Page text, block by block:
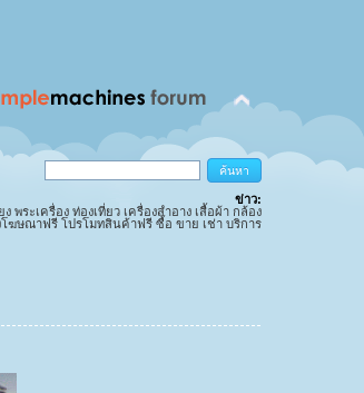
ข่าว:
ะเครื่อง ท่องเที่ยว เครื่องสำอาง เสื้อผ้า กล้อง
โฆษณาฟรี โปรโมทสินค้าฟรี ซื้อ ขาย เช่า บริการ